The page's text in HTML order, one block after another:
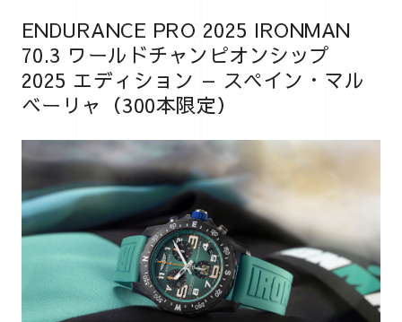
ENDURANCE PRO 2025 IRONMAN
70.3 ワールドチャンピオンシップ
2025 エディション — スペイン・マル
ベーリャ（300本限定）